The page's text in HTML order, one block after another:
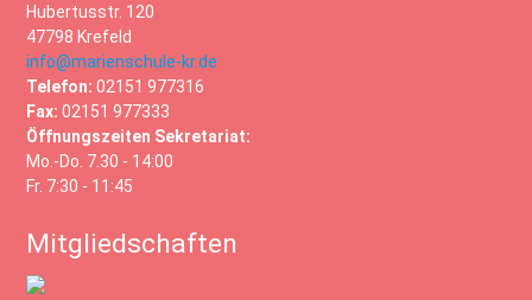
Hubertusstr. 120
47798 Krefeld
info@marienschule-kr.de
Telefon: 02151 977316
Fax: 02151 977333
Öffnungszeiten Sekretariat:
Mo.-Do. 7.30 - 14:00
Fr. 7:30 - 11:45
Mitgliedschaften